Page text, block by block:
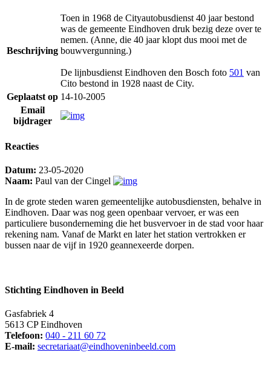
Beschrijving
Toen in 1968 de Cityautobusdienst 40 jaar bestond
was de gemeente Eindhoven druk bezig deze over te
nemen. (Anne, die 40 jaar klopt dus mooi met de
bouwvergunning.)
De lijnbusdienst Eindhoven den Bosch foto 501 van
Cito bestond in 1928 naast de City.
Geplaatst op 14-10-2005
Email
bijdrager
Reacties
Datum: 23-05-2020
Naam: Paul van der Cingel
In de grote steden waren gemeentelijke autobusdiensten, behalve in
Eindhoven. Daar was nog geen openbaar vervoer, er was een
particuliere busonderneming die het busvervoer in de stad voor haar
rekening nam. Vanaf de Markt en later het station vertrokken er
bussen naar de vijf in 1920 geannexeerde dorpen.
Stichting Eindhoven in Beeld
Gasfabriek 4
5613 CP Eindhoven
Telefoon: 040 - 211 60 72
E-mail: secretariaat@eindhoveninbeeld.com